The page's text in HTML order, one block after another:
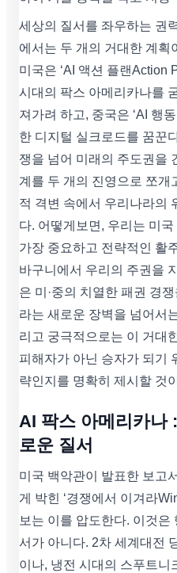
세상의 질서를 좌우하는 권
에서는 두 개의 거대한 계획
미국은 ‘AI 액션 플랜Action
시대의 팍스 아메리카나를
져가려 하고, 중국은 ‘AI 행
한 디지털 실크로드를 꿈꾼
쟁을 넘어 미래의 주도권을
계를 두 개의 진영으로 쪼개
적 격변 속에서 우리나라의
다. 어떻게보면, 우리는 미
가장 중요하고 전략적인 활
바구니에서 우리의 주권을
은 미·중의 치열한 패권 경
라는 새로운 장벽을 넘어서
리고 궁극적으로는 이 거대
피해자가 아닌 승자가 되기
략인지를 명확히 제시할 것
AI 팍스 아메리카나
로운 질서
미국 백악관이 발표한 보고
게 박힌 ‘경쟁에서 이겨라
보는 이를 압도한다. 이것은
서가 아니다. 2차 세계대전
이나, 냉전 시대의 스푸트니